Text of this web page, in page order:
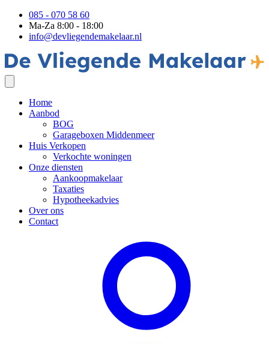
085 - 070 58 60
Ma-Za 8:00 - 18:00
info@devliegendemakelaar.nl
Home
Aanbod
BOG
Garageboxen Middenmeer
Huis Verkopen
Verkochte woningen
Onze diensten
Aankoopmakelaar
Taxaties
Hypotheekadvies
Over ons
Contact